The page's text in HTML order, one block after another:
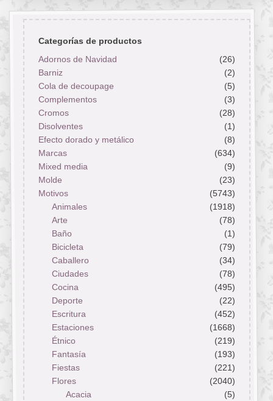
Categorías de productos
Adornos de Navidad
(26)
Barniz
(2)
Cola de decoupage
(5)
Complementos
(3)
Cromos
(28)
Disolventes
(1)
Efecto dorado y metálico
(8)
Marcas
(634)
Mixed media
(9)
Molde
(23)
Motivos
(5743)
Animales
(1918)
Arte
(78)
Baño
(1)
Bicicleta
(79)
Caballero
(34)
Ciudades
(78)
Cocina
(495)
Deporte
(22)
Escritura
(452)
Estaciones
(1668)
Étnico
(219)
Fantasía
(193)
Fiestas
(221)
Flores
(2040)
Acacia
(5)